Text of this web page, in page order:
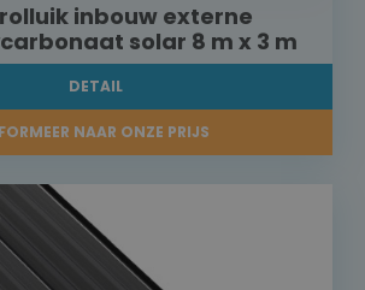
inbouw externe
solar 8 m x 3 m
DETAIL
NAAR ONZE PRIJS